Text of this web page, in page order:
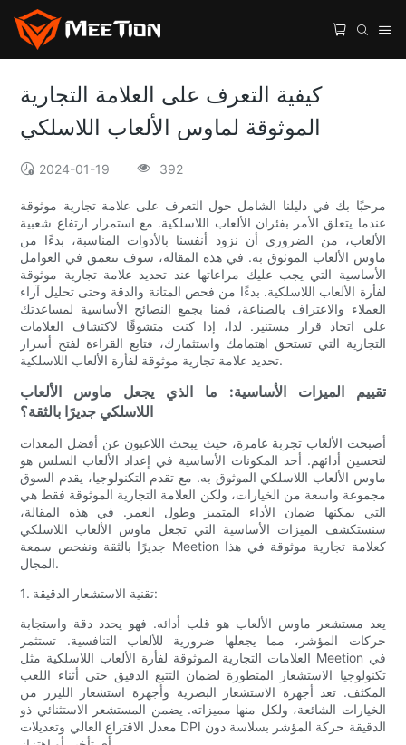
كيفية التعرف على العلامة التجارية
الموثوقة لماوس الألعاب اللاسلكي
2024-01-19 392
مرحبًا بك في دليلنا الشامل حول التعرف على علامة تجارية موثوقة
عندما يتعلق الأمر بفئران الألعاب اللاسلكية. مع استمرار ارتفاع شعبية
الألعاب، من الضروري أن نزود أنفسنا بالأدوات المناسبة، بدءًا من
ماوس الألعاب الموثوق به. في هذه المقالة، سوف نتعمق في العوامل
الأساسية التي يجب عليك مراعاتها عند تحديد علامة تجارية موثوقة
لفأرة الألعاب اللاسلكية. بدءًا من فحص المتانة والدقة وحتى تحليل آراء
العملاء والاعتراف بالصناعة، قمنا بجمع النصائح الأساسية لمساعدتك
على اتخاذ قرار مستنير. لذا، إذا كنت متشوقًا لاكتشاف العلامات
التجارية التي تستحق اهتمامك واستثمارك، فتابع القراءة لفتح أسرار
تحديد علامة تجارية موثوقة لفأرة الألعاب اللاسلكية.
تقييم الميزات الأساسية: ما الذي يجعل ماوس الألعاب
اللاسلكي جديرًا بالثقة؟
أصبحت الألعاب تجربة غامرة، حيث يبحث اللاعبون عن أفضل المعدات
لتحسين أدائهم. أحد المكونات الأساسية في إعداد الألعاب السلس هو
ماوس الألعاب اللاسلكي الموثوق به. مع تقدم التكنولوجيا، يقدم السوق
مجموعة واسعة من الخيارات، ولكن العلامة التجارية الموثوقة فقط هي
التي يمكنها ضمان الأداء المتميز وطول العمر. في هذه المقالة،
سنستكشف الميزات الأساسية التي تجعل ماوس الألعاب اللاسلكي
جديرًا بالثقة ونفحص سمعة Meetion كعلامة تجارية موثوقة في هذا
المجال.
1. تقنية الاستشعار الدقيقة:
يعد مستشعر ماوس الألعاب هو قلب أدائه. فهو يحدد دقة واستجابة
حركات المؤشر، مما يجعلها ضرورية للألعاب التنافسية. تستثمر
العلامات التجارية الموثوقة لفأرة الألعاب اللاسلكية مثل Meetion في
تكنولوجيا الاستشعار المتطورة لضمان التتبع الدقيق حتى أثناء اللعب
المكثف. تعد أجهزة الاستشعار البصرية وأجهزة استشعار الليزر من
الخيارات الشائعة، ولكل منها مميزاته. يضمن المستشعر الاستثنائي ذو
معدل الاقتراع العالي وتعديلات DPI الدقيقة حركة المؤشر بسلاسة دون